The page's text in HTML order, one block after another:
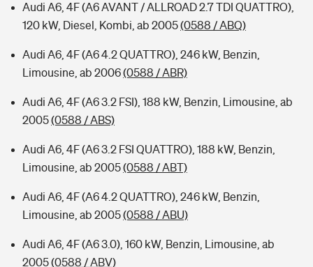
Audi A6, 4F (A6 AVANT / ALLROAD 2.7 TDI QUATTRO),
120 kW, Diesel, Kombi, ab 2005(0588 / ABQ)
Audi A6, 4F (A6 4.2 QUATTRO), 246 kW, Benzin,
Limousine, ab 2006(0588 / ABR)
Audi A6, 4F (A6 3.2 FSI), 188 kW, Benzin, Limousine, ab
2005(0588 / ABS)
Audi A6, 4F (A6 3.2 FSI QUATTRO), 188 kW, Benzin,
Limousine, ab 2005(0588 / ABT)
Audi A6, 4F (A6 4.2 QUATTRO), 246 kW, Benzin,
Limousine, ab 2005(0588 / ABU)
Audi A6, 4F (A6 3.0), 160 kW, Benzin, Limousine, ab
2005(0588 / ABV)